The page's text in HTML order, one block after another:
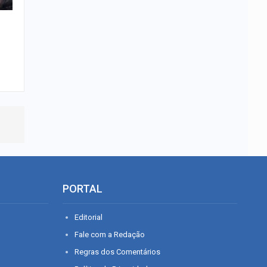
PORTAL
Editorial
Fale com a Redação
Regras dos Comentários